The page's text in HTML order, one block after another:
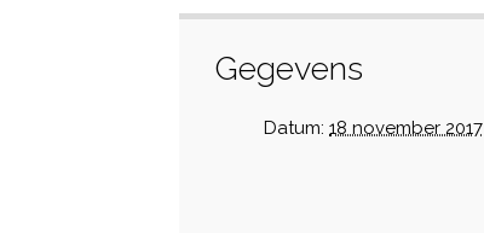
Gegevens
Datum: 18 november 2017